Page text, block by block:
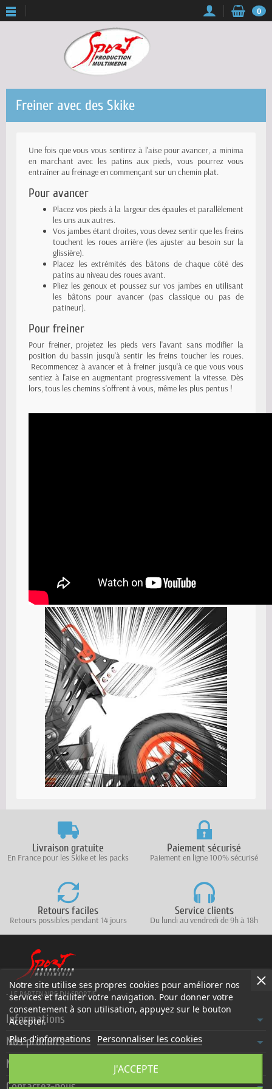
0
Freiner avec des Skike
Une fois que vous vous sentirez à l'aise pour avancer, a minima
en marchant avec les patins aux pieds, vous pourrez vous
entraîner au freinage en commençant sur un chemin plat.
Pour avancer
Placez vos pieds à la largeur des épaules et parallèlement
les uns aux autres.
Vos jambes étant droites, vous devez sentir que les freins
touchent les roues arrière (les ajuster au besoin sur la
glissière).
Placez les extrémités des bâtons de chaque côté des
patins au niveau des roues avant.
Pliez les genoux et poussez sur vos jambes en utilisant
les bâtons pour avancer (pas classique ou pas de
patineur).
Pour freiner
Pour freiner, projetez les pieds vers l'avant sans modifier la
position du bassin jusqu'à sentir les freins toucher les roues.
Recommencez à avancer et à freiner jusqu'à ce que vous vous
sentiez à l'aise en augmentant progressivement la vitesse. Dès
lors, tous les chemins s'offrent à vous, même les plus pentus !
Livraison gratuite
En France pour les Skike et les packs
Paiement sécurisé
Paiement en ligne 100% sécurisé
Retours faciles
Retours possibles pendant 14 jours
Service clients
Du lundi au vendredi de 9h à 18h
- LE PARTENAIRE DU SPORTIF -
Informations
Nos produits
Notre société
Notre site utilise ses propres cookies pour améliorer nos
services et faciliter votre navigation. Pour donner votre
consentement à son utilisation, appuyez sur le bouton
Accepter.
Plus d'informations Personnaliser les cookies
J'ACCEPTE